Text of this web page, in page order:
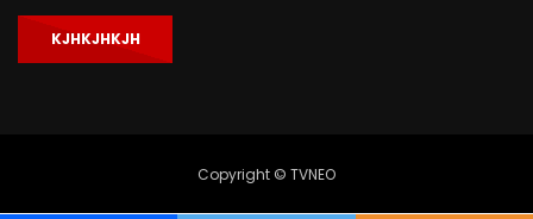
KJHKJHKJH
Copyright © TVNEO